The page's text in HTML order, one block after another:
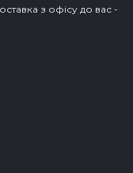
з офісу до вас -